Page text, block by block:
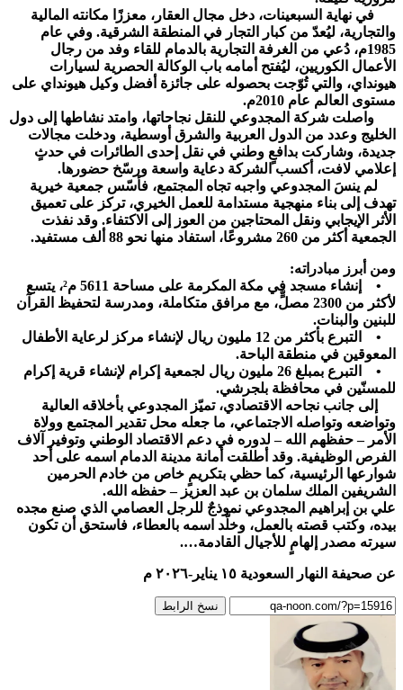
في نهاية السبعينات، دخل مجال العقار، معززًا مكانته المالية
والتجارية، ليُعدّ من كبار التجار في المنطقة الشرقية. وفي عام
1985م، دُعي من الغرفة التجارية بالدمام للقاء وفد من رجال
الأعمال الكوريين، ليُفتح أمامه باب الوكالة الحصرية لسيارات
هيونداي، والتي تُوّجت بحصوله على جائزة أفضل وكيل هيونداي على
مستوى العالم عام 2010م.
واصلت شركة المجدوعي للنقل نجاحاتها، وامتد نشاطها إلى دول
الخليج وعدد من الدول العربية والشرق أوسطية، ودخلت مجالات
جديدة، وشاركت بدافعٍ وطني في نقل إحدى الطائرات في حدثٍ
إعلامي لافت، أكسب الشركة دعاية واسعة ورسّخ حضورها.
لم ينسَ المجدوعي واجبه تجاه المجتمع، فأسّس جمعية خيرية
تهدف إلى بناء منهجية مستدامة للعمل الخيري، تركز على تعميق
الأثر الإيجابي ونقل المحتاجين من العوز إلى الاكتفاء. وقد نفذت
الجمعية أكثر من 260 مشروعًا، استفاد منها نحو 88 ألف مستفيد.
ومن أبرز مبادراته:
• إنشاء مسجد في مكة المكرمة على مساحة 5611 م²، يتسع
لأكثر من 2300 مصلٍّ، مع مرافق متكاملة، ومدرسة لتحفيظ القرآن
للبنين والبنات.
• التبرع بأكثر من 12 مليون ريال لإنشاء مركز لرعاية الأطفال
المعوقين في منطقة الباحة.
• التبرع بمبلغ 26 مليون ريال لجمعية إكرام لإنشاء قرية إكرام
للمسنّين في محافظة بلجرشي.
إلى جانب نجاحه الاقتصادي، تميّز المجدوعي بأخلاقه العالية
وتواضعه وتواصله الاجتماعي، ما جعله محل تقدير المجتمع وولاة
الأمر – حفظهم الله – لدوره في دعم الاقتصاد الوطني وتوفير آلاف
الفرص الوظيفية. وقد أطلقت أمانة مدينة الدمام اسمه على أحد
شوارعها الرئيسية، كما حظي بتكريمٍ خاص من خادم الحرمين
الشريفين الملك سلمان بن عبد العزيز – حفظه الله.
علي بن إبراهيم المجدوعي نموذجٌ للرجل العصامي الذي صنع مجده
بيده، وكتب قصته بالعمل، وخلّد اسمه بالعطاء، فاستحق أن تكون
سيرته مصدر إلهامٍ للأجيال القادمة….
عن صحيفة النهار السعودية ١٥ يناير-٢٠٢٦ م
نسخ الرابط